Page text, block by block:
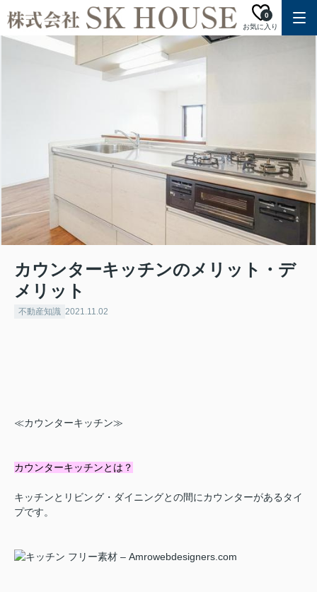
お気に入り
0
カウンターキッチンのメリット・デ
メリット
不動産知識 2021.11.02
≪カウンターキッチン≫
カウンターキッチンとは？
キッチンとリビング・ダイニングとの間にカウンターがあるタイ
プです。